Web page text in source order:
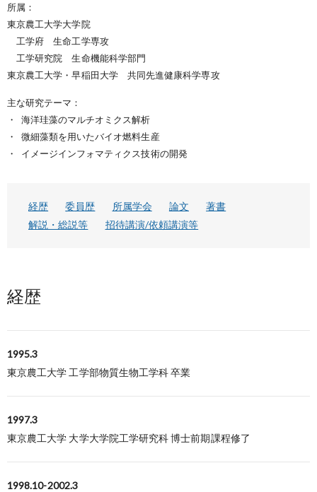
所属：
東京農工大学大学院
工学府 生命工学専攻
工学研究院 生命機能科学部門
東京農工大学・早稲田大学 共同先進健康科学専攻
主な研究テーマ：
海洋珪藻のマルチオミクス解析
微細藻類を用いたバイオ燃料生産
イメージインフォマティクス技術の開発
経歴 委員歴 所属学会 論文
著書
解説・総説等
招待講演/依頼講演等
経歴
1995.3
東京農工大学 工学部物質生物工学科 卒業
1997.3
東京農工大学 大学大学院工学研究科 博士前期課程修了
1998.10-2002.3